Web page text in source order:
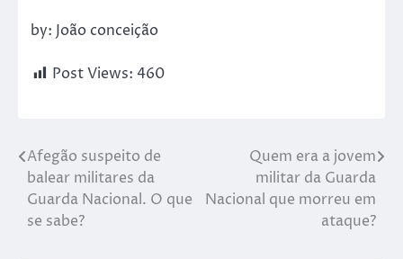
by: João conceição
Post Views: 460
Afegão suspeito de
balear militares da
Guarda Nacional. O que
se sabe?
Quem era a jovem
militar da Guarda
Nacional que morreu em
ataque?